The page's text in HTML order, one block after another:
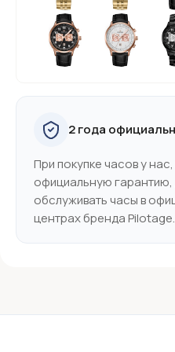
2 года
При покупке часов у
официальную
обслуживать часы в
центрах бренда Pilotage.